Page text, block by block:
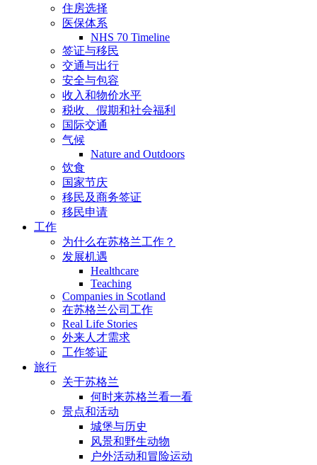
住房选择
医保体系
NHS 70 Timeline
签证与移民
交通与出行
安全与包容
收入和物价水平
税收、假期和社会福利
国际交通
气候
Nature and Outdoors
饮食
国家节庆
移民及商务签证
移民申请
工作
为什么在苏格兰工作？
发展机遇
Healthcare
Teaching
Companies in Scotland
在苏格兰公司工作
Real Life Stories
外来人才需求
工作签证
旅行
关于苏格兰
何时来苏格兰看一看
景点和活动
城堡与历史
风景和野生动物
户外活动和冒险运动